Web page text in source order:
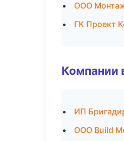
ООО
ГК Проект
Компании
ИП
ООО Build